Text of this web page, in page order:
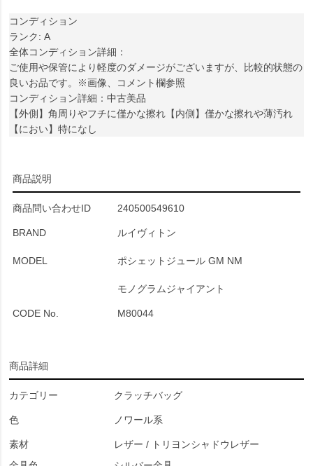
コンディション
ランク: A
全体コンディション詳細：
ご使用や保管により軽度のダメージがございますが、比較的状態の
良いお品です。※画像、コメント欄参照
コンディション詳細：中古美品
【外側】角周りやフチに僅かな擦れ【内側】僅かな擦れや薄汚れ
【におい】特になし
商品説明
商品問い合わせID 240500549610
BRAND ルイヴィトン
MODEL ポシェットジュール GM NM
モノグラムジャイアント
CODE No. M80044
商品詳細
カテゴリー クラッチバッグ
色 ノワール系
素材
レザー / トリヨンシャドウレザー